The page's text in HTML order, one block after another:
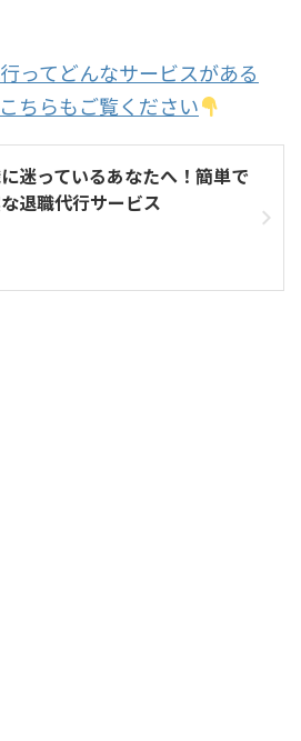
ってどんなサービスがある
ちらもご覧ください
迷っているあなたへ！簡単で
退職代行サービス